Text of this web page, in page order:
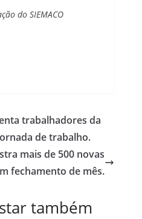
do SIEMACO
trabalhadores da
de trabalho.
mais de 500 novas
fechamento de mês.
também